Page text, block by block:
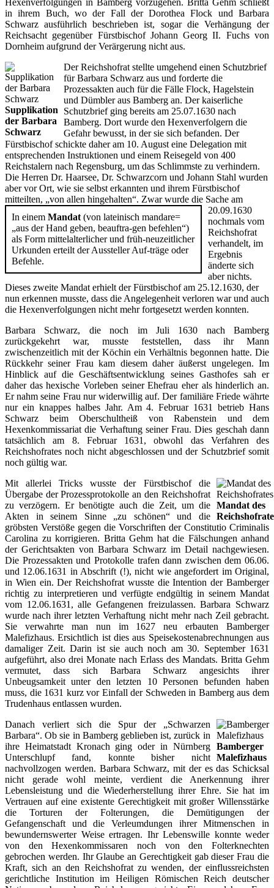
Hexenverfolgungen in Bamberg vorzugehen. Britta Gehm schließt
in ihrem Buch, wo der Fall der Dorothea Flock und Barbara
Schwarz ausführlich beschrieben ist, sogar die Verhängung der
Reichsacht gegenüber Fürstbischof Johann Georg II. Fuchs von
Dornheim aufgrund der Verärgerung nicht aus.
Supplikation
der Barbara
Schwarz
Der Reichshofrat stellte umgehend einen Schutzbrief
für Barbara Schwarz aus und forderte die
Prozessakten auch für die Fälle Flock, Hagelstein
und Dümbler aus Bamberg an. Der kaiserliche
Schutzbrief ging bereits am 25.07.1630 nach
Bamberg. Dort wurde den Hexenverfolgern die
Gefahr bewusst, in der sie sich befanden. Der
Fürstbischof schickte daher am 10. August eine Delegation mit
entsprechenden Instruktionen und einem Reisegeld von 400
Reichstalern nach Regensburg, um das Schlimmste zu verhindern.
Die Herren Dr. Haarsee, Dr. Schwarzcorn und Johann Stahl wurden
aber vor Ort, wie sie selbst erkannten und ihrem Fürstbischof
mitteilten, „von allen hingehalten“.
In einem Mandat (von lateinisch mandare=
„aus der Hand geben, beauftra-gen befehlen“)
als Form mittelalterlicher und früh-neuzeitlicher
Urkunden erteilt der Aussteller Auf-träge oder
Befehle.
Zwar wurde die Sache am
20.09.1630
nochmals vom
Reichshofrat
verhandelt, im
Ergebnis
änderte sich
aber nichts.
Dieses zweite Mandat erhielt der Fürstbischof am 25.12.1630, der
nun erkennen musste, dass die Angelegenheit verloren war und auch
die Hexenverfolgungen nicht mehr fortgesetzt werden konnten.
Barbara Schwarz, die noch im Juli 1630 nach Bamberg
zurückgekehrt war, musste feststellen, dass ihr Mann
zwischenzeitlich mit der Köchin ein Verhältnis begonnen hatte. Die
Rückkehr seiner Frau kam diesem daher äußerst ungelegen. Im
Hinblick auf die Geschäftsentwicklung seines Gasthofes sah er
daher das hexische Vorleben seiner Ehefrau eher als hinderlich an.
Er nahm seine Frau nur widerwillig auf. Der familiäre Friede währte
nur ein knappes halbes Jahr. Am 4. Februar 1631 betrieb Hans
Schwarz beim Oberschultheiß von Rabenstein und dem
Hexenkommissariat die Verhaftung seiner Frau. Dies geschah dann
tatsächlich am 8. Februar 1631, obwohl das Verfahren des
Reichshofrates noch nicht abgeschlossen und der Schutzbrief somit
noch gültig war.
Mandat des
Mit allerlei Tricks wusste der Fürstbischof die
Übergabe der Prozessprotokolle an den Reichshofrat
zu verzögern. Er benötigte auch die Zeit, um die
Akten in seinem Sinne „zu schönen“ und die
gröbsten Verstöße gegen die Vorschriften der Constitutio Criminalis
Carolina zu korrigieren. Britta Gehm hat die Fälschungen anhand
der Gerichtsakten von Barbara Schwarz im Detail nachgewiesen.
Die Prozessakten und Protokolle trafen dann zwischen dem 06.06.
und 12.06.1631 in Abschrift (!), nicht wie angefordert im Original,
in Wien ein. Der Reichshofrat wusste die Intention der Bamberger
richtig zu interpretieren und verfügte endgültig in seinem Mandat
vom 12.06.1631, alle Gefangenen freizulassen. Barbara Schwarz
wurde nach ihrer letzten Verhaftung nicht mehr nach Zeil gebracht.
Sie verwahrte man nun im 1627 neu erbauten Bamberger
Malefizhaus. Ersichtlich ist dies aus Speisekostenabrechnungen aus
damaliger Zeit. Darin ist sie auch noch am 30. September 1631
aufgeführt, also drei Monate nach Erlass des Mandats. Britta Gehm
vermutet, dass sich Barbara Schwarz angesichts ihrer
Unbeugsamkeit unter den letzten 10 Personen befunden haben
muss, die 1631 kurz vor Einfall der Schweden in Bamberg aus dem
Trudenhaus entlassen wurden.
Bamberger
Malefizhaus
Danach verliert sich die Spur der „Schwarzen
Barbara“. Ob sie in Bamberg geblieben ist, zurück in
ihre Heimatstadt Kronach ging oder in Nürnberg
Unterschlupf fand, konnte bisher nicht
nachvollzogen werden. Barbara Schwarz, mit der es das Schicksal
nicht gerade wohl meinte, verdient die Anerkennung ihrer
Lebensleistung und die Wiederherstellung ihrer Ehre. Sie hat im
Vertrauen auf eine existente Gerechtigkeit mit großer Willensstärke
die Torturen der Folterungen, die Demütigungen der
Gefangenschaft und die Verleumdungen ihrer Mitmenschen in
bewundernswerter Weise ertragen. Ihr Lebenswille konnte weder
von den Hexenkommissaren noch von den Folterknechten
gebrochen werden. Ihr Glaube an Gerechtigkeit gab dieser Frau die
Kraft, sich an den Reichshofrat zu wenden, der einflussreichsten
gerichtliche Institution im Heiligen Römischen Reich deutscher